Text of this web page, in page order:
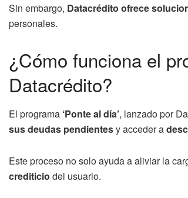
Sin embargo, Datacrédito ofrece
personales.
¿Cómo funciona el
Datacrédito?
El programa ‘Ponte al día’, lanzado por
sus deudas pendientesy acceder a
Este proceso no solo ayuda a aliviar la
crediticio del usuario.